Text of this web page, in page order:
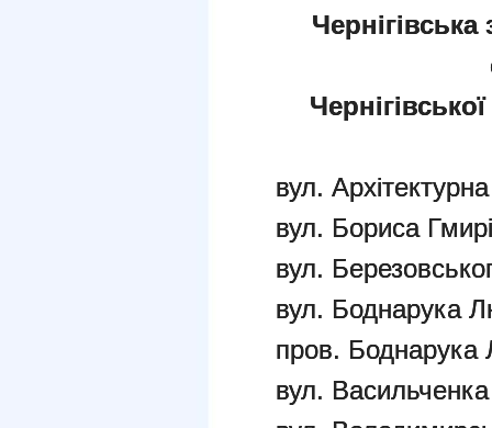
Чернігівська
вул. Архітектурна
вул. Бориса Гмирі
вул.
вул. Боднарука
пров.
вул. Васильченка